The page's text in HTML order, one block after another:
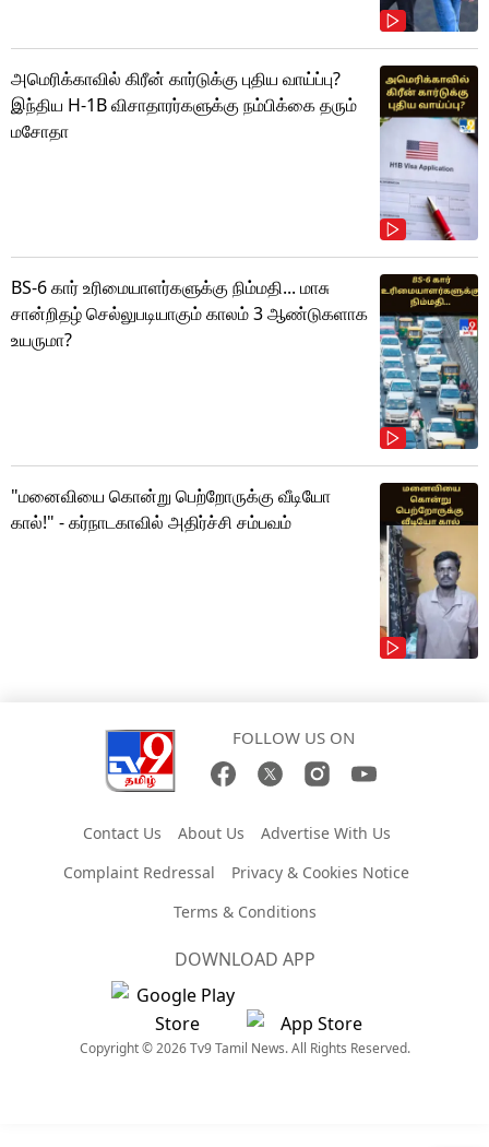
அமெரிக்காவில் கிரீன் கார்டுக்கு புதிய வாய்ப்பு?
இந்திய H-1B விசாதாரர்களுக்கு நம்பிக்கை தரும்
மசோதா
BS-6 கார் உரிமையாளர்களுக்கு நிம்மதி... மாசு
சான்றிதழ் செல்லுபடியாகும் காலம் 3 ஆண்டுகளாக
உயருமா?
"மனைவியை கொன்று பெற்றோருக்கு வீடியோ
கால்!" - கர்நாடகாவில் அதிர்ச்சி சம்பவம்
FOLLOW US ON
Contact Us About Us
Advertise With Us
Complaint Redressal
Privacy & Cookies Notice
Terms & Conditions
DOWNLOAD APP
Copyright © 2026 Tv9 Tamil News. All Rights Reserved.